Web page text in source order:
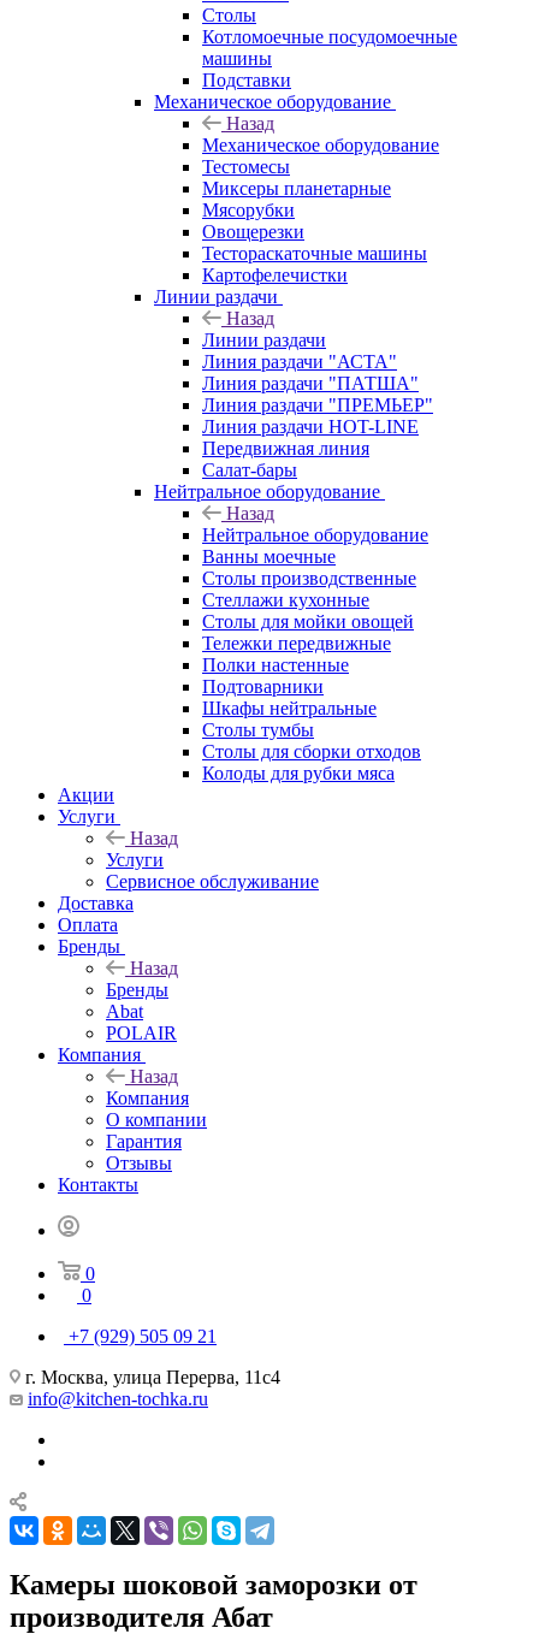
Столы
Котломоечные посудомоечные
машины
Подставки
Механическое оборудование
Назад
Механическое оборудование
Тестомесы
Миксеры планетарные
Мясорубки
Овощерезки
Тестораскаточные машины
Картофелечистки
Линии раздачи
Назад
Линии раздачи
Линия раздачи "АСТА"
Линия раздачи "ПАТША"
Линия раздачи "ПРЕМЬЕР"
Линия раздачи HOT-LINE
Передвижная линия
Салат-бары
Нейтральное оборудование
Назад
Нейтральное оборудование
Ванны моечные
Столы производственные
Стеллажи кухонные
Столы для мойки овощей
Тележки передвижные
Полки настенные
Подтоварники
Шкафы нейтральные
Столы тумбы
Столы для сборки отходов
Колоды для рубки мяса
Акции
Услуги
Назад
Услуги
Сервисное обслуживание
Доставка
Оплата
Бренды
Назад
Бренды
Abat
POLAIR
Компания
Назад
Компания
О компании
Гарантия
Отзывы
Контакты
0
0
+7 (929) 505 09 21
г. Москва, улица Перерва, 11с4
info@kitchen-tochka.ru
Камеры шоковой заморозки от
производителя Абат